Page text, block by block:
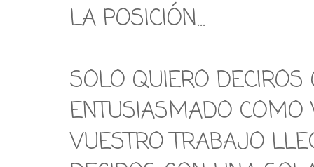
LA POSICIÓN...
SOLO QUIERO
ENTUSIASMADO COMO
VUESTRO TRABAJO